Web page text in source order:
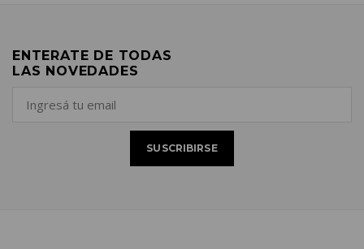
ENTERATE DE TODAS
LAS NOVEDADES